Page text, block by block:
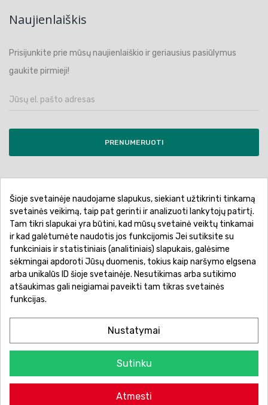
Naujienlaiškis
Prisijunkite prie mūsų naujienlaiškio ir geriausius pasiūlymus
gaukite pirmieji!
PRENUMERUOTI
Pirkimo sąlygos ir taisyklės
Privatumo politika
Garantinis aptarnavimas
Prekių pristatymas
Prekių grąžinimas
Atsiskaitymo būdai
Šioje svetainėje naudojame slapukus, siekiant užtikrinti tinkamą
svetainės veikimą, taip pat gerinti ir analizuoti lankytojų patirtį.
Tam tikri slapukai yra būtini, kad mūsų svetainė veiktų tinkamai
ir kad galėtumėte naudotis jos funkcijomis Jei sutiksite su
funkciniais ir statistiniais (analitiniais) slapukais, galėsime
sėkmingai apdoroti Jūsų duomenis, tokius kaip naršymo elgsena
arba unikalūs ID šioje svetainėje. Nesutikimas arba sutikimo
atšaukimas gali neigiamai paveikti tam tikras svetainės
funkcijas.
Nustatymai
Sutinku
Atmesti